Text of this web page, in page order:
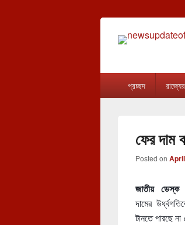
প্রচ্ছদ
ফের দাম
Posted on
জাতীয় ডেস্ক
দামের
টানতে পারছে